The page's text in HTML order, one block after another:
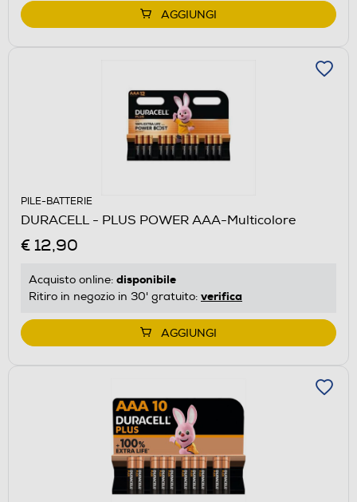
AGGIUNGI
PILE-BATTERIE
DURACELL - PLUS POWER AAA-Multicolore
€ 12,90
Acquisto online: disponibile
Ritiro in negozio in 30' gratuito: verifica
AGGIUNGI